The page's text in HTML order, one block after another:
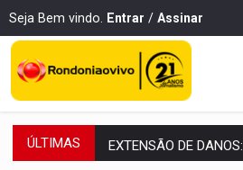
Seja Bem vindo. Entrar / Assinar
ÚLTIMAS EXTENSÃO DE DANOS: